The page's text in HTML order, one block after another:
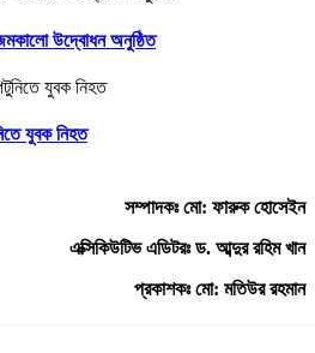
উদ্বোধন অনুষ্ঠিত
যুবক নিহত
সম্পাদকঃ মো: ফারুক হোসেইন
এক্সিকিউটিভ এডিটরঃ ড. আব্দুর রহিম খান
প্রকাশকঃ মো: মতিউর রহমান